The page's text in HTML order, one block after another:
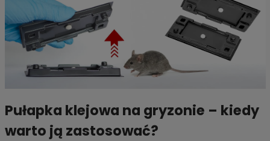
Pułapka klejowa na gryzonie – kiedy
warto ją zastosować?